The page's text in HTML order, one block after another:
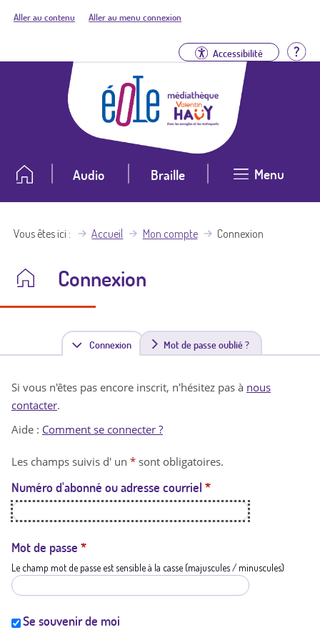
Aller au contenu Aller au menu connexion
Accessibilité
Audio Braille Menu
Vous êtes ici Accueil Mon compte Connexion
Connexion
Connexion(
n
t
a
t
i
Mot de passe oublié ?
Si vous n'êtes pas encore inscrit, n'hésitez pas à nous
contacter.
Aide : Comment se connecter ?
Les champs suivis d' un * sont obligatoires.
Numéro d'abonné ou adresse courriel *
Mot de passe *
Le champ mot de passe est sensible à la casse (majuscules / minuscules)
Se souvenir de moi